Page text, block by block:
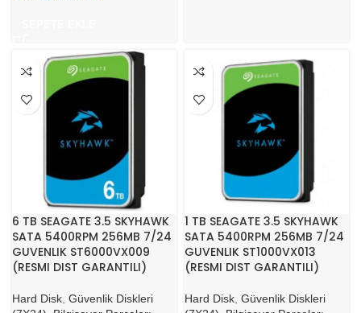
6 TB SEAGATE 3.5 SKYHAWK
SATA 5400RPM 256MB 7/24
GUVENLIK ST6000VX009
(RESMI DIST GARANTILI)
Hard Disk Güvenlik Diskleri
1 TB SEAGATE 3.5 SKYHAWK
SATA 5400RPM 256MB 7/24
GUVENLIK ST1000VX013
(RESMI DIST GARANTILI)
Hard Disk Güvenlik Diskleri